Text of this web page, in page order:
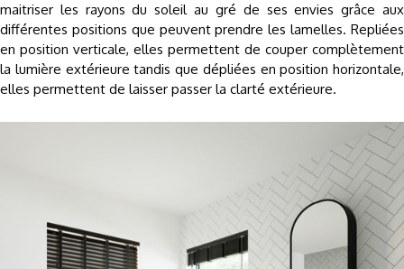
maitriser les rayons du soleil au gré de ses envies grâce aux
différentes positions que peuvent prendre les lamelles. Repliées
en position verticale, elles permettent de couper complètement
la lumière extérieure tandis que dépliées en position horizontale,
elles permettent de laisser passer la clarté extérieure.